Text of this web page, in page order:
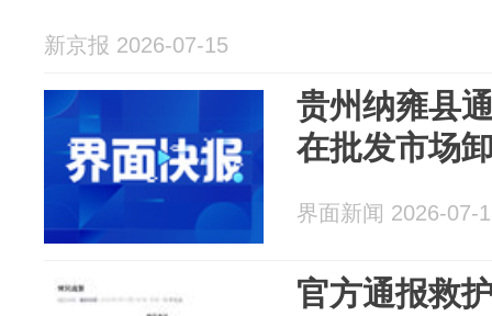
新京报 2026-07-15
贵州纳雍县
在批发市场
界面新闻 2026-07-
官方通报救